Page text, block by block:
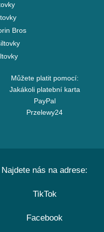
Bros
Můžete platit pomocí:
Jakákoli platební karta
PayPal
Przelewy24
Najdete nás na adrese:
TikTok
Facebook